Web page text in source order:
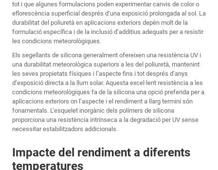
tot i que algunes formulacions poden experimentar canvis de color o
eflorescència superficial després d’una exposició prolongada al sol. La
durabilitat del poliuretà en aplicacions exteriors depèn molt de la
formulació específica i de la inclusió d’additius adequats per a resistir
les condicions meteorològiques.
Els segellants de silicona generalment ofereixen una resistència UV i
una durabilitat meteorològica superiors a les del poliuretà, mantenint
les seves propietats físiques i l’aspecte fins i tot després d’anys
d’exposició directa a la llum solar. Aquesta excel·lent resistència a les
condicions meteorològiques fa de la silicona una opció preferida per a
aplicacions exteriors on l’aspecte i el rendiment a llarg termini són
fonamentals. L’esquelet inorgànic dels polímers de silicona
proporciona una resistència intrínseca a la degradació per UV sense
necessitar estabilitzadors addicionals.
Impacte del rendiment a diferents
temperatures